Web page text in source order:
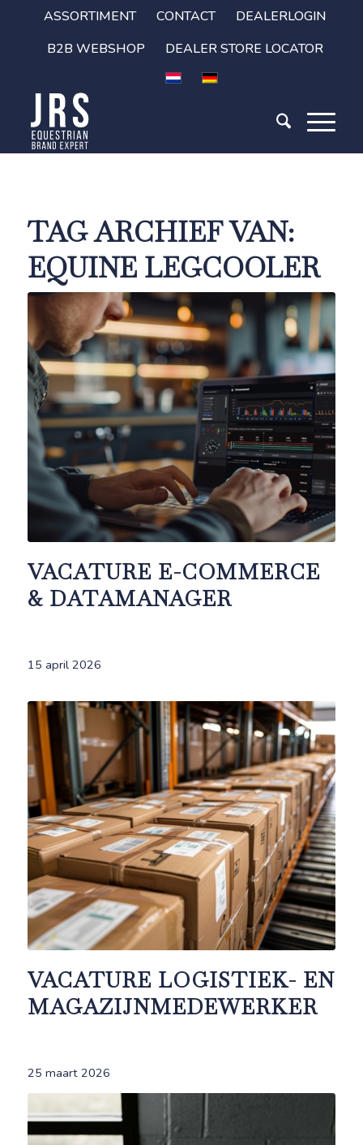
ASSORTIMENT CONTACT
DEALERLOGIN
B2B WEBSHOP
DEALER STORE LOCATOR
TAG ARCHIEF VAN:
EQUINE LEGCOOLER
VACATURE E-COMMERCE
& DATAMANAGER
15 april 2026
VACATURE LOGISTIEK- EN
MAGAZIJNMEDEWERKER
25 maart 2026